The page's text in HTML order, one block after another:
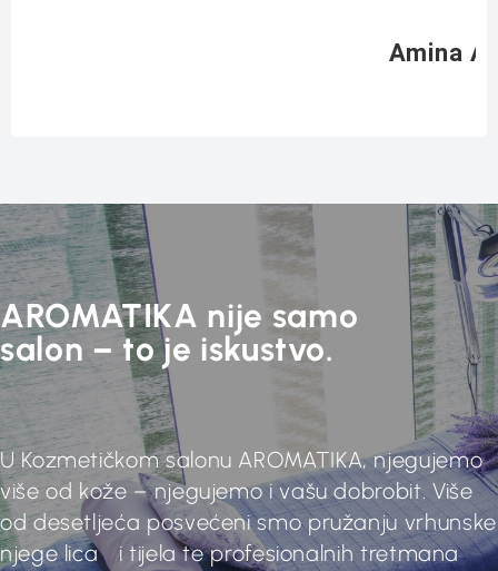
AROMATIKA nije samo
salon – to je iskustvo.
U Kozmetičkom salonu AROMATIKA, njegujemo
više od kože – njegujemo i vašu dobrobit. Više
od desetljeća posvećeni smo pružanju vrhunske
njege lica i tijela te profesionalnih tretmana